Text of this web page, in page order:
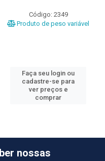
Código: 2349
Produto de peso variável
Faça seu login ou
cadastre-se para
ver preços e
comprar
nossas